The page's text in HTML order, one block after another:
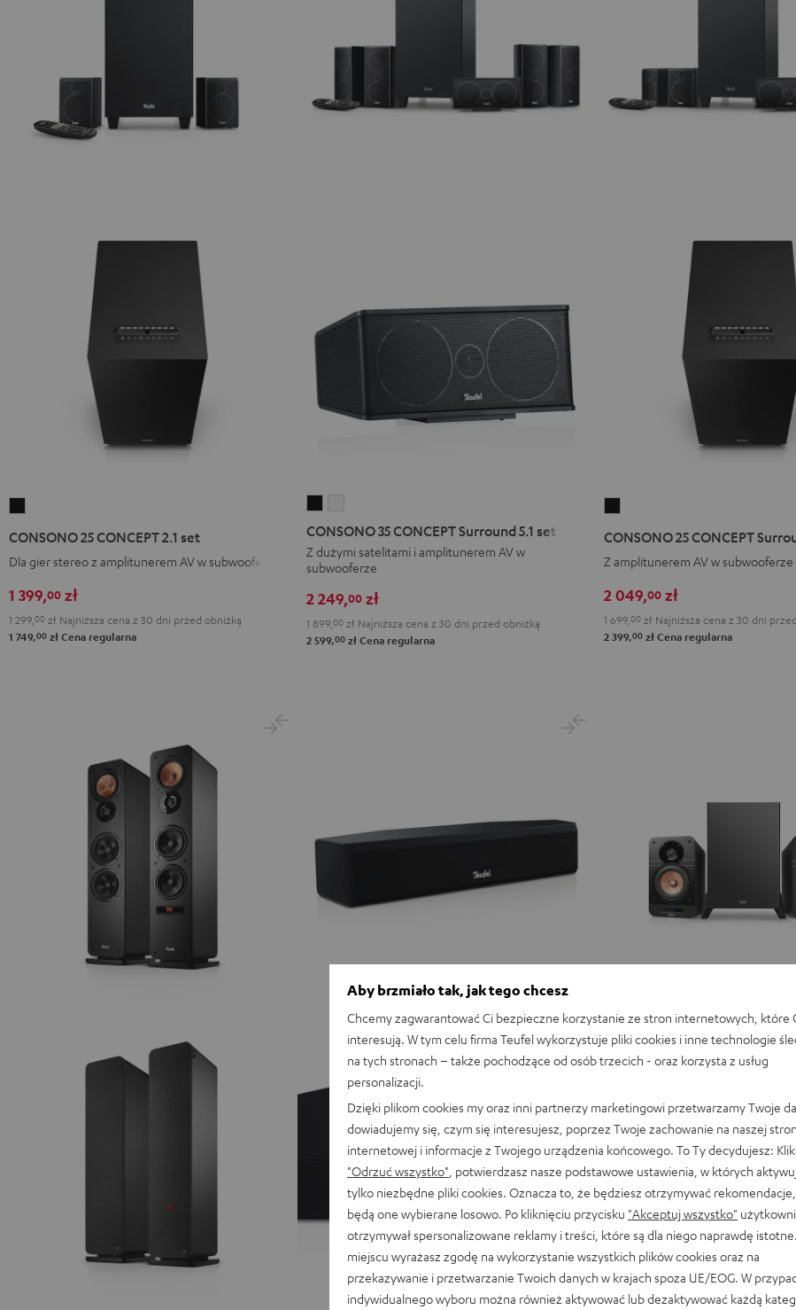
2.1
set
Black
CONSONO 25 CONCEPT 2.1 set
Dla gier stereo z amplitunerem AV w subwooferze
1 399,00 zł
1 299,00 zł Najniższa cena z 30 dni przed obniżką
1 749,00 zł Cena regularna
35
CONCEPT
Surround
Black
35
CONCEPT
Surround
set
White
CONSONO 35 CONCEPT Surround 5.1 set
Z dużymi satelitami i amplitunerem AV w
subwooferze
2 249,00 zł
1 899, 00 zł Najniższa cena z 30 dni przed obniżką
2 599,00 zł Cena regularna
Surround
5.1
set
Black
CONSONO 25 CONCEPT
Z amplitunerem AV w subwooferze
2 049,00 zł
1 699,00 zł Najniższa cena z 30 dni
2 399,00 zł Cena regularna
Aby brzmiało tak, jak tego chcesz
Chcemy zagwarantować Ci bezpieczne korzystanie ze stron internetowych, które
interesują. W tym celu firma Teufel wykorzystuje pliki cookies i inne technologie
na tych stronach – także pochodzące od osób trzecich - oraz korzysta z usług
personalizacji.
Dzięki plikom cookies my oraz inni partnerzy marketingowi przetwarzamy Twoje
dowiadujemy się, czym się interesujesz, poprzez Twoje zachowanie na naszej
internetowej i informacje z Twojego urządzenia końcowego. To Ty decydujesz:
"Odrzuć wszystko" , potwierdzasz nasze podstawowe ustawienia, w których
tylko niezbędne pliki cookies. Oznacza to, że będziesz otrzymywać
będą one wybierane losowo. Po kliknięciu przycisku "Akceptuj wszystko"
otrzymywał spersonalizowane reklamy i treści, które są dla niego naprawdę
miejscu wyrażasz zgodę na wykorzystanie wszystkich plików cookies oraz na
przekazywanie i przetwarzanie Twoich danych w krajach spoza UE/EOG. W
indywidualnego wyboru można również aktywować lub dezaktywować każdą